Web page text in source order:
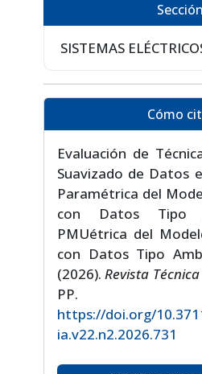
Sección
SISTEMAS
Cómo
Evaluación de
Suavizado de Datos
Paramétrica del
con Datos Tipo
PMUétrica del
con Datos Tipo
(2026).Revista
PP.
https://doi.org/
ia.v22.n2.2026.731